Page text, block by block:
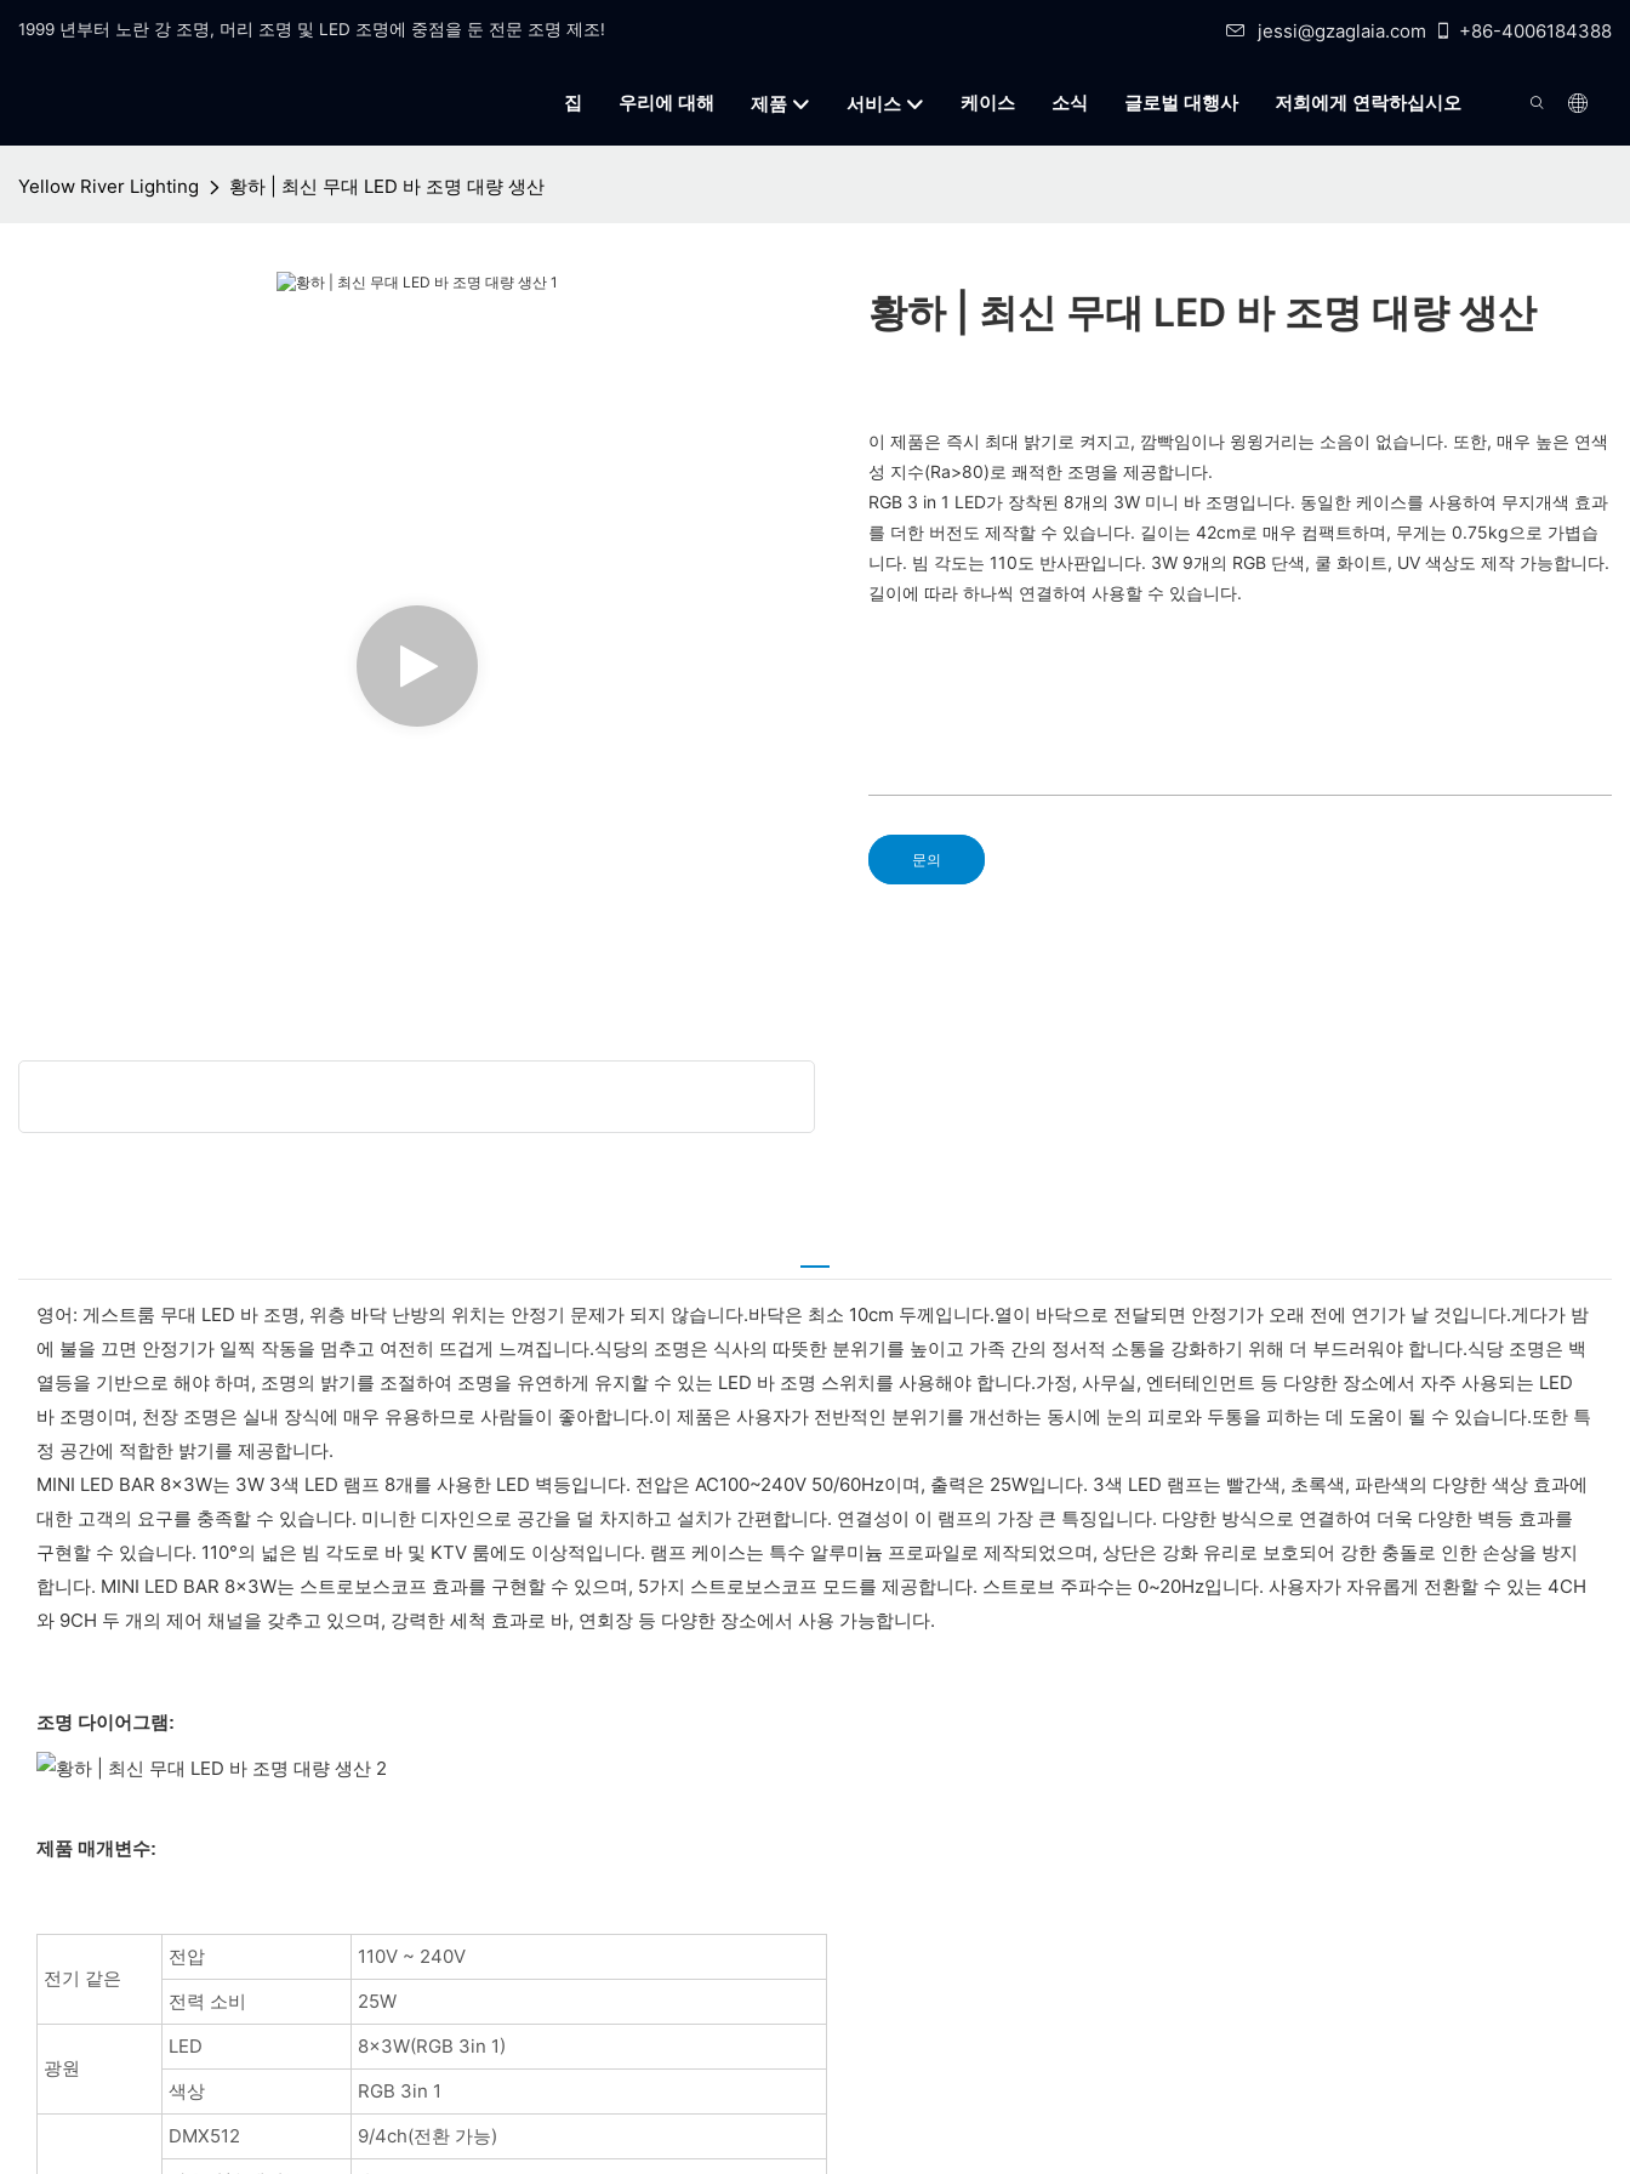
1999 년부터 노란 강 조명, 머리 조명 및 LED 조명에 중점을 둔 전문 조명 제조! jessi@gzaglaia.com +86-4006184388
집 우리에 대해 제품 서비스 케이스 소식 글로벌 대행사 저희에게 연락하십시오
Yellow River Lighting 황하 | 최신 무대 LED 바 조명 대량 생산
황하 | 최신 무대 LED 바 조명 대량 생산
이 제품은 즉시 최대 밝기로 켜지고, 깜빡임이나 윙윙거리는 소음이 없습니다. 또한, 매우 높은 연색
성 지수(Ra>80)로 쾌적한 조명을 제공합니다.
RGB 3 in 1 LED가 장착된 8개의 3W 미니 바 조명입니다. 동일한 케이스를 사용하여 무지개색 효과
를 더한 버전도 제작할 수 있습니다. 길이는 42cm로 매우 컴팩트하며, 무게는 0.75kg으로 가볍습
니다. 빔 각도는 110도 반사판입니다. 3W 9개의 RGB 단색, 쿨 화이트, UV 색상도 제작 가능합니다.
길이에 따라 하나씩 연결하여 사용할 수 있습니다.
문의
영어: 게스트룸 무대 LED 바 조명, 위층 바닥 난방의 위치는 안정기 문제가 되지 않습니다.바닥은 최소 10cm 두께입니다.열이 바닥으로 전달되면 안정기가 오래 전에 연기가 날 것입니다.게다가 밤
에 불을 끄면 안정기가 일찍 작동을 멈추고 여전히 뜨겁게 느껴집니다.식당의 조명은 식사의 따뜻한 분위기를 높이고 가족 간의 정서적 소통을 강화하기 위해 더 부드러워야 합니다.식당 조명은 백
열등을 기반으로 해야 하며, 조명의 밝기를 조절하여 조명을 유연하게 유지할 수 있는 LED 바 조명 스위치를 사용해야 합니다.가정, 사무실, 엔터테인먼트 등 다양한 장소에서 자주 사용되는 LED
바 조명이며, 천장 조명은 실내 장식에 매우 유용하므로 사람들이 좋아합니다.이 제품은 사용자가 전반적인 분위기를 개선하는 동시에 눈의 피로와 두통을 피하는 데 도움이 될 수 있습니다.또한 특
정 공간에 적합한 밝기를 제공합니다.
MINI LED BAR 8x3W는 3W 3색 LED 램프 8개를 사용한 LED 벽등입니다. 전압은 AC100~240V 50/60Hz이며, 출력은 25W입니다. 3색 LED 램프는 빨간색, 초록색, 파란색의 다양한 색상 효과에
대한 고객의 요구를 충족할 수 있습니다. 미니한 디자인으로 공간을 덜 차지하고 설치가 간편합니다. 연결성이 이 램프의 가장 큰 특징입니다. 다양한 방식으로 연결하여 더욱 다양한 벽등 효과를
구현할 수 있습니다. 110°의 넓은 빔 각도로 바 및 KTV 룸에도 이상적입니다. 램프 케이스는 특수 알루미늄 프로파일로 제작되었으며, 상단은 강화 유리로 보호되어 강한 충돌로 인한 손상을 방지
합니다. MINI LED BAR 8x3W는 스트로보스코프 효과를 구현할 수 있으며, 5가지 스트로보스코프 모드를 제공합니다. 스트로브 주파수는 0~20Hz입니다. 사용자가 자유롭게 전환할 수 있는 4CH
와 9CH 두 개의 제어 채널을 갖추고 있으며, 강력한 세척 효과로 바, 연회장 등 다양한 장소에서 사용 가능합니다.
조명 다이어그램:
제품 매개변수:
전기 같은
전압
110V ~ 240V
전력 소비
25W
광원
LED
8x3W(RGB 3in 1)
색상
RGB 3in 1
DMX512
9/4ch(전환 가능)